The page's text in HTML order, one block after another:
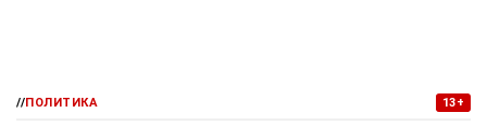
//ПОЛИТИКА 13+